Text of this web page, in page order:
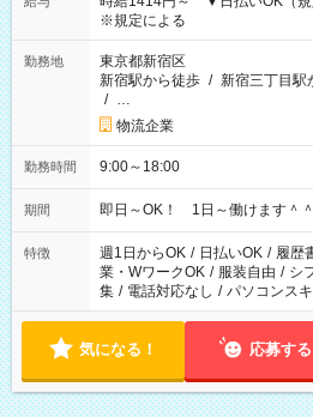
※規定による
勤務地
東京都新宿区
新宿駅から徒歩 / 新宿三丁目駅
/ …
物流企業
勤務時間 9:00～18:00
期間 即日～OK！ 1日～働けます＾＾
特徴 週1日からOK / 日払いOK / 履歴
業・WワークOK / 服装自由 / シ
集 / 電話対応なし / パソコンス
気になる！ 応募する